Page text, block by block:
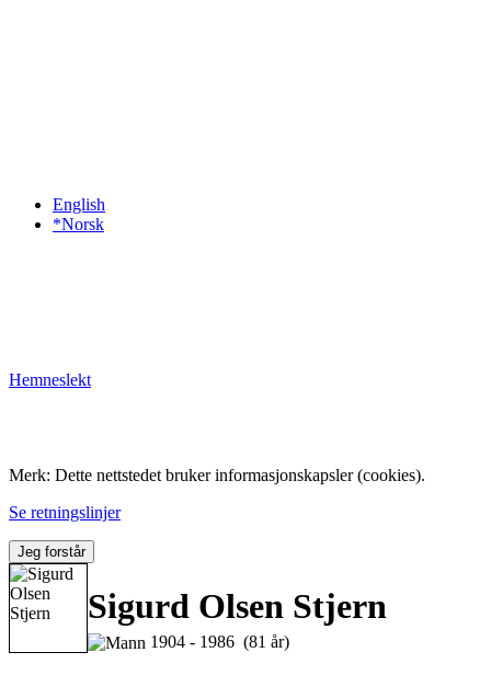
English
*Norsk
Hemneslekt
Merk: Dette nettstedet bruker informasjonskapsler (cookies).
Se retningslinjer
Jeg forstår
Sigurd Olsen Stjern
1904 - 1986 (81 år)